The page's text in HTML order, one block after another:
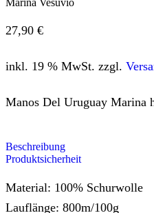
Marina Vesuvio
27,90 €
inkl. 19 % MwSt. zzgl.
Manos Del Uruguay Marina
Beschreibung
Produktsicherheit
Material: 100% Schurwolle
Lauflänge: 800m/100g